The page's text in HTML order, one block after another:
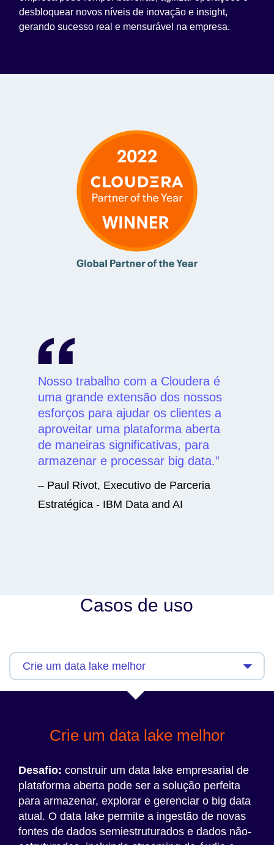
desbloquear novos níveis de inovação e insight,
gerando sucesso real e mensurável na empresa.
Nosso trabalho com a Cloudera é
uma grande extensão dos nossos
esforços para ajudar os clientes a
aproveitar uma plataforma aberta
de maneiras significativas, para
armazenar e processar big data.
– Paul Rivot, Executivo de Parceria
Estratégica - IBM Data and AI
Casos de uso
Crie um data lake melhor
Desafio: construir um data lake empresarial de
plataforma aberta pode ser a solução perfeita
para armazenar, explorar e gerenciar o big data
atual. O data lake permite a ingestão de novas
fontes de dados semiestruturados e dados não-